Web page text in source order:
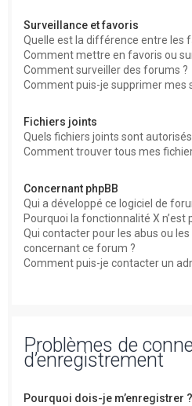
Surveillance et favoris
Quelle est la différence entre les
Comment mettre en favoris ou
Comment surveiller des forums ?
Comment puis-je supprimer mes
Fichiers joints
Quels fichiers joints sont
Comment trouver tous mes
Concernant phpBB
Qui a développé ce logiciel de
Pourquoi la fonctionnalité X n’est
Qui contacter pour les abus ou
concernant ce forum ?
Comment puis-je contacter un
Problèmes de
d’enregistrement
Pourquoi dois-je m’enregistrer ?